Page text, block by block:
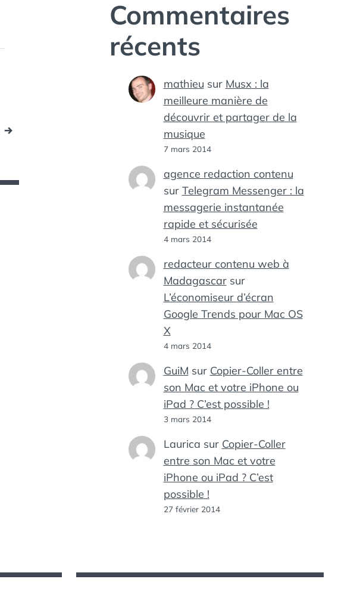
Commentaires
récents
mathieu sur Musx : la
meilleure manière de
découvrir et partager de la
musique
7 mars 2014
agence redaction contenu
sur Telegram Messenger : la
messagerie instantanée
rapide et sécurisée
4 mars 2014
redacteur contenu web à
Madagascarsur
L’économiseur d’écran
Google Trends pour Mac OS
X
4 mars 2014
GuiM sur Copier-Coller entre
son Mac et votre iPhone ou
iPad ? C’est possible !
3 mars 2014
Laurica sur Copier-Coller
entre son Mac et votre
iPhone ou iPad ? C’est
possible !
27 février 2014